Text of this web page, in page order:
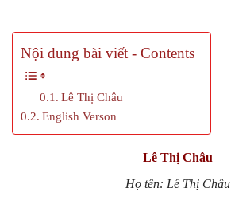
Nội dung bài viết - Contents
Lê Thị Châu
English Verson
Lê Thị Châu
Họ tên: Lê Thị Châu